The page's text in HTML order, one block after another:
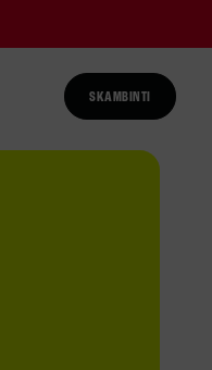
SKAMBINTI